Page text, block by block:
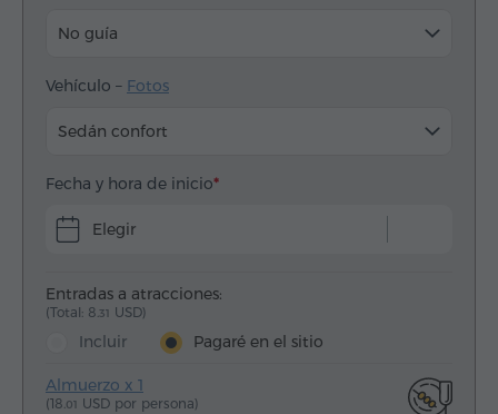
No guía
Vehículo – Fotos
Sedán confort
Fecha y hora de inicio
Elegir
Entradas a atracciones:
(Total: 8.31 USD)
Incluir Pagaré en el sitio
Almuerzo x 1
(18.01 USD por persona)